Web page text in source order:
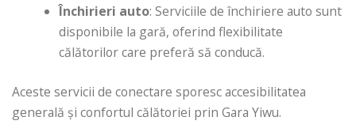
Închirieri auto: Serviciile de închiriere auto sunt
disponibile la gară, oferind flexibilitate
călătorilor care preferă să conducă.
Aceste servicii de conectare sporesc accesibilitatea
generală și confortul călătoriei prin Gara Yiwu.